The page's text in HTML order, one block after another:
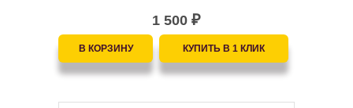
1 500 ₽